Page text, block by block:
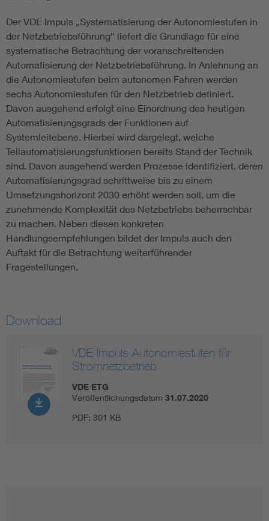
Der VDE Impuls „Systematisierung der Autonomiestufen in
der Netzbetriebsführung“ liefert die Grundlage für eine
systematische Betrachtung der voranschreitenden
Automatisierung der Netzbetriebsführung. In Anlehnung an
die Autonomiestufen beim autonomen Fahren werden
sechs Autonomiestufen für den Netzbetrieb definiert.
Davon ausgehend erfolgt eine Einordnung des heutigen
Automatisierungsgrads der Funktionen auf
Systemleitebene. Hierbei wird dargelegt, welche
Teilautomatisierungsfunktionen bereits Stand der Technik
sind. Davon ausgehend werden Prozesse identifiziert, deren
Automatisierungsgrad schrittweise bis zu einem
Umsetzungshorizont 2030 erhöht werden soll, um die
zunehmende Komplexität des Netzbetriebs beherrschbar
zu machen. Neben diesen konkreten
Handlungsempfehlungen bildet der Impuls auch den
Auftakt für die Betrachtung weiterführender
Fragestellungen.
Download
VDE Impuls Autonomiestufen für
Stromnetzbetrieb
VDE ETG
Veröffentlichungsdatum 31.07.2020
PDF: 301 KB